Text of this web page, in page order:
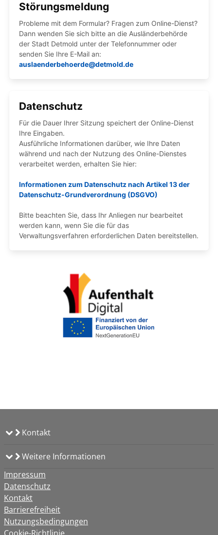
Kontakt
Weitere Informationen
Impressum
Datenschutz
Kontakt
Barrierefreiheit
Nutzungsbedingungen